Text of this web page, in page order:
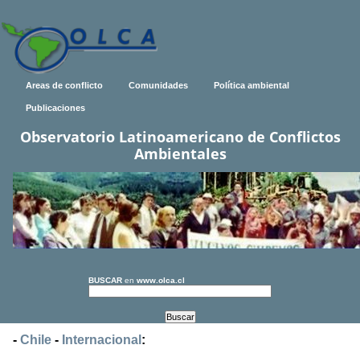
Areas de conflicto Comunidades Política ambiental
Publicaciones
Observatorio Latinoamericano de Conflictos
Ambientales
BUSCAR en www.olca.cl
- Chile - Internacional :